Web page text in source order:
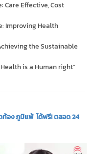
Care Effective, Cost
Improving Health
the Sustainable
is a Human right”
ท้อง ภูมิแพ้ ได้ฟรี! ตลอด 24